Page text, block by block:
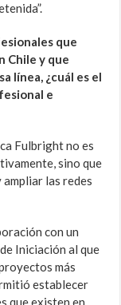
que
Chile y que
línea, ¿cuál es el
e
Fulbright no es
sino que
las redes
con un
Iniciación al que
más
establecer